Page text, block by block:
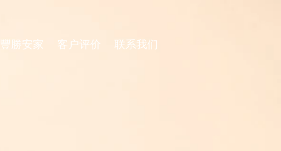
豐勝安家 客户评价 联系我们